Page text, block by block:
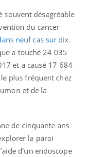
souvent désagréable
du cancer
neuf cas sur dix.
a touché 24 035
et a causé 17 684
le plus fréquent chez
et de la
de cinquante ans
la paroi
d’un endoscope